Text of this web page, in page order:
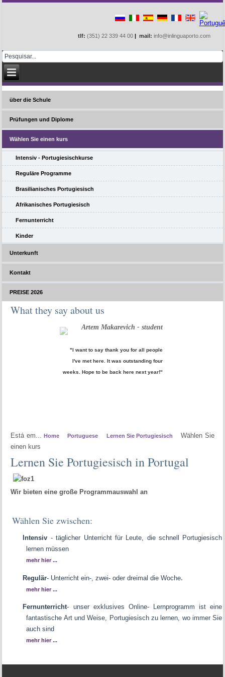
tlf: (351) 22 339 44 00 | mail: info@inlinguaporto.com
über die Schule
Prüfungen und Diplome
Wählen Sie einen kurs
Intensiv - Portugiesischkurse
Reguläre Programme
Brasilianisches Portugiesisch
Afrikanisches Portugiesisch
Fernunterricht
Kinder
Unterkunft
Kontakt
PREISE 2026
What they say about us
Artem Makarevich - student
"I want to say thank you for all people
I've met here. It was outstanding four
weeks. Hope to be back here next year!"
Está em... Home Portuguese Lernen Sie Portugiesisch
Wählen Sie
einen kurs
Lernen Sie Portugiesisch in Portugal
Wir bieten eine große Programmauswahl an
Wählen Sie zwischen:
Intensiv -täglicher Unterricht für Leute, die schnell Portugiesisch
lernen müssen
mehr hier ...
Regulär- Unterricht ein-, zwei- oder dreimal die Woche.
mehr hier ...
Fernunterricht- unser exklusives Online- Lernprogramm ist eine
fantastische Art und Weise, Portugiesisch zu lernen, wo immer Sie
auch sind
mehr hier ...